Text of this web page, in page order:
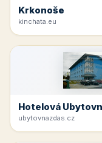
Krkonoše
kinchata.eu
Hotelová
ubytovnazdas.cz